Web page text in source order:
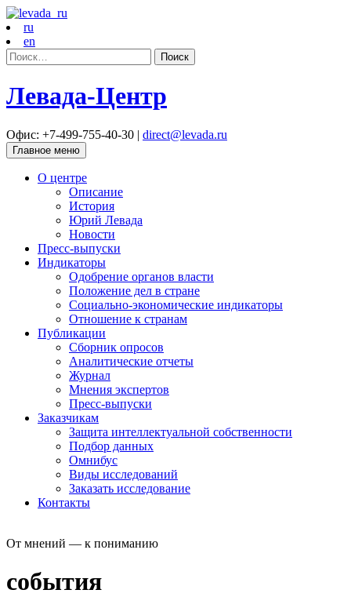
ru
en
Найти:
Левада-Центр
Офис: +7-499-755-40-30 | direct@levada.ru
Главное меню
О центре
Описание
История
Юрий Левада
Новости
Пресс-выпуски
Индикаторы
Одобрение органов власти
Положение дел в стране
Социально-экономические индикаторы
Отношение к странам
Публикации
Сборник опросов
Аналитические отчеты
Журнал
Мнения экспертов
Пресс-выпуски
Заказчикам
Защита интеллектуальной собственности
Подбор данных
Омнибус
Виды исследований
Заказать исследование
Контакты
От мнений — к пониманию
события